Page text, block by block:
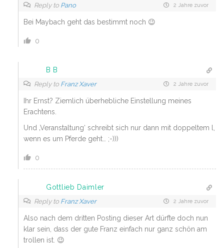
Reply to Pano 2 Jahre zuvor
Bei Maybach geht das bestimmt noch 😉
0
B B
Reply to Franz Xaver 2 Jahre zuvor
Ihr Ernst? Ziemlich überhebliche Einstellung meines
Erachtens.
Und ‚Veranstaltung‘ schreibt sich nur dann mit doppeltem l,
wenn es um Pferde geht… ;-)))
0
Gottlieb Daimler
Reply to Franz Xaver 2 Jahre zuvor
Also nach dem dritten Posting dieser Art dürfte doch nun
klar sein, dass der gute Franz einfach nur ganz schön am
trollen ist. 😉